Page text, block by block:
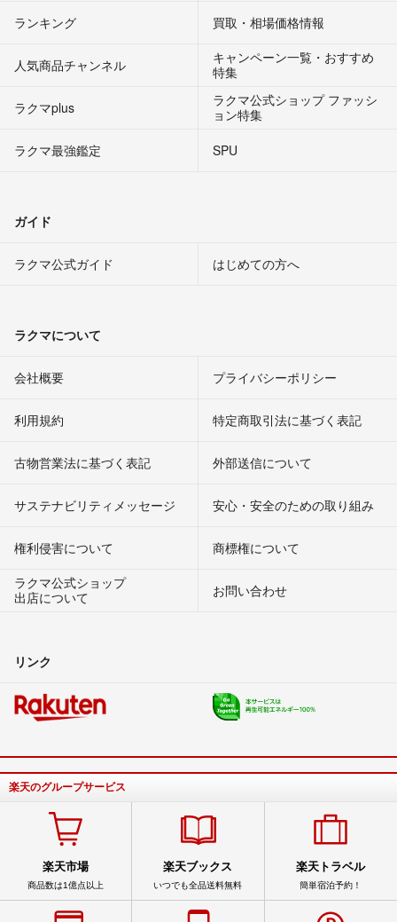
ランキング 買取・相場価格情報
人気商品チャンネル
キャンペーン一覧・おすすめ
特集
ラクマplus
ラクマ公式ショップ ファッシ
ョン特集
ラクマ最強鑑定
SPU
ガイド
ラクマ公式ガイド はじめての方へ
ラクマについて
会社概要 プライバシーポリシー
利用規約 特定商取引法に基づく表記
古物営業法に基づく表記 外部送信について
サステナビリティメッセージ 安心・安全のための取り組み
権利侵害について
商標権について
ラクマ公式ショップ
出店について
お問い合わせ
リンク
楽天のグループサービス
楽天市場
商品数は1億点以上
楽天ブックス
いつでも全品送料無料
楽天トラベル
簡単宿泊予約！